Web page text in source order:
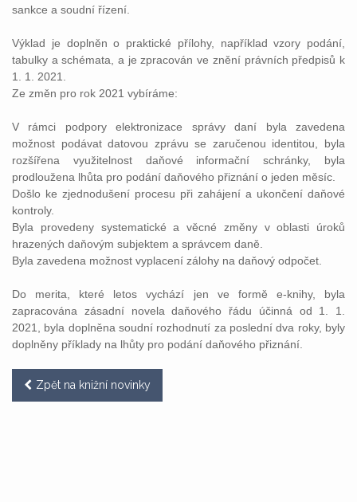
sankce a soudní řízení.
Výklad je doplněn o praktické přílohy, například vzory podání,
tabulky a schémata, a je zpracován ve znění právních předpisů k
1. 1. 2021.
Ze změn pro rok 2021 vybíráme:
V rámci podpory elektronizace správy daní byla zavedena
možnost podávat datovou zprávu se zaručenou identitou, byla
rozšířena využitelnost daňové informační schránky, byla
prodloužena lhůta pro podání daňového přiznání o jeden měsíc.
Došlo ke zjednodušení procesu při zahájení a ukončení daňové
kontroly.
Byla provedeny systematické a věcné změny v oblasti úroků
hrazených daňovým subjektem a správcem daně.
Byla zavedena možnost vyplacení zálohy na daňový odpočet.
Do merita, které letos vychází jen ve formě e-knihy, byla
zapracována zásadní novela daňového řádu účinná od 1. 1.
2021, byla doplněna soudní rozhodnutí za poslední dva roky, byly
doplněny příklady na lhůty pro podání daňového přiznání.
Zpět na knižní novinky